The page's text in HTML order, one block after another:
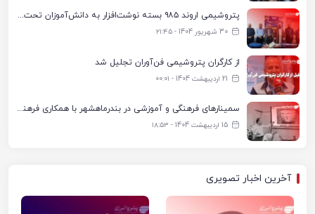
پتروشیمی اروند ۹۸۵ بسته نوشت‌افزار به دانش‌آموزان تحت پوشش کمیته امداد بندرماهشهر اهدا کرد
30 شهریور 1404 - ۲۱:۴۵
از کارگران پتروشیمی فن‌آوران تجلیل شد
21 اردیبهشت 1404 - ۰۰:۰۱
سمینارهای فرهنگی و آموزشی در بندرماهشهر با همکاری فرهنگ‌سرای پتروشیمی مارون
15 اردیبهشت 1404 - ۱۸:۵۳
آخرین اخبار تصویری